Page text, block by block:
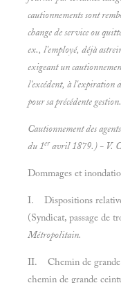
cautionnements sont
change de service ou
ex., l'employé, déjà
exigeant un
l'excédent, à l'expiration
pour sa précédente gestion.
Cautionnement des
du 1er avril 1879.) - V.
Dommages et
I. Dispositions
(Syndicat, passage de
Métropolitain.
II. Chemin de grande
chemin de grande